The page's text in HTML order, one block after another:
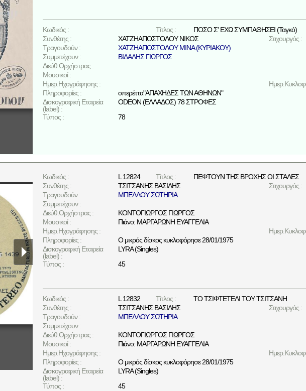
Κωδικός : Τίτλος :
ΠΟΣΟ Σ' ΕΧΩ ΣΥΜΠΑΘΗΣΕΙ (Ταγκό)
Συνθέτης :
ΧΑΤΖΗΑΠΟΣΤΟΛΟΥ ΝΙΚΟΣ Στιχουργός :
Τραγουδούν :
ΧΑΤΖΗΑΠΟΣΤΟΛΟΥ ΜΙΝΑ (ΚΥΡΙΑΚΟΥ)
Συμμετέχουν :
ΒΙΔΑΛΗΣ ΓΙΩΡΓΟΣ
Διεύθ.Ορχήστρας :
Μουσικοί :
Ημερ.Ηχογράφησης :
Πληροφορίες :
οπερέττα"ΑΠΑΧΗΔΕΣ ΤΩΝ ΑΘΗΝΩΝ"
Δισκογραφική Εταιρεία
(label) :
ODEON (ΕΛΛΑΔΟΣ) 78 ΣΤΡΟΦΕΣ
Τύπος :
78
Κωδικός : L 12824 Τίτλος :
ΠΕΦΤΟΥΝ ΤΗΣ ΒΡΟΧΗΣ ΟΙ ΣΤΑΛΕΣ
Συνθέτης :
ΤΣΙΤΣΑΝΗΣ ΒΑΣΙΛΗΣ Στιχουργός :
Τραγουδούν :
ΜΠΕΛΛΟΥ ΣΩΤΗΡΙΑ
Συμμετέχουν :
Διεύθ.Ορχήστρας :
ΚΟΝΤΟΓΙΩΡΓΟΣ ΓΙΩΡΓΟΣ
Μουσικοί :
Πιάνο: ΜΑΡΓΑΡΩΝΗ ΕΥΑΓΓΕΛΙΑ
Ημερ.Ηχογράφησης :
Πληροφορίες :
Ο μικρός δίσκος κυκλοφόρησε 28/01/1975
Δισκογραφική Εταιρεία
(label) :
LYRA (Singles)
Τύπος :
45
Κωδικός : L 12832 Τίτλος :
ΤΟ ΤΣΙΦΤΕΤΕΛΙ ΤΟΥ ΤΣΙΤΣΑΝΗ
Συνθέτης :
ΤΣΙΤΣΑΝΗΣ ΒΑΣΙΛΗΣ Στιχουργός :
Τραγουδούν :
ΜΠΕΛΛΟΥ ΣΩΤΗΡΙΑ
Συμμετέχουν :
Διεύθ.Ορχήστρας :
ΚΟΝΤΟΓΙΩΡΓΟΣ ΓΙΩΡΓΟΣ
Μουσικοί :
Πιάνο: ΜΑΡΓΑΡΩΝΗ ΕΥΑΓΓΕΛΙΑ
Ημερ.Ηχογράφησης :
Πληροφορίες :
Ο μικρός δίσκος κυκλοφόρησε 28/01/1975
Δισκογραφική Εταιρεία
(label) :
LYRA (Singles)
Τύπος :
45